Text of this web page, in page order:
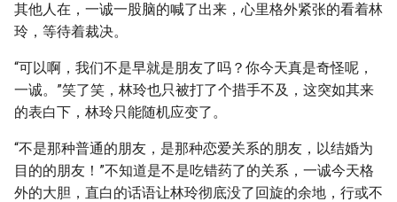
其他人在，一诚一股脑的喊了出来，心里格外紧张的看着林
玲，等待着裁决。
“可以啊，我们不是早就是朋友了吗？你今天真是奇怪呢，
一诚。”笑了笑，林玲也只被打了个措手不及，这突如其来
的表白下，林玲只能随机应变了。
“不是那种普通的朋友，是那种恋爱关系的朋友，以结婚为
目的的朋友！”不知道是不是吃错药了的关系，一诚今天格
外的大胆，直白的话语让林玲彻底没了回旋的余地，行或不